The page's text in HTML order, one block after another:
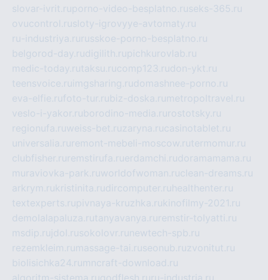
slovar-ivrit.ruporno-video-besplatno.ruseks-365.ru
ovucontrol.rusloty-igrovyye-avtomaty.ru
ru-industriya.ru russkoe-porno-besplatno.ru
belgorod-day.rudigilith.rupichkurovlab.ru
medic-today.rutaksu.rucomp123.rudon-ykt.ru
teensvoice.ru imgsharing.rudomashnee-porno.ru
eva-elfie.rufoto-tur.rubiz-doska.ru metropoltravel.ru
veslo-i-yakor.ruborodino-media.ru rostotsky.ru
regionufa.ruweiss-bet.ruzaryna.rucasinotablet.ru
universalia.ru remont-mebeli-moscow.rutermomur.ru
clubfisher.ru remstirufa.ruerdamchi.rudoramamama.ru
muraviovka-park.ruworldofwoman.ruclean-dreams.ru
arkrym.rukristinita.rudircomputer.ru healthenter.ru
textexperts.rupivnaya-kruzhka.rukinofilmy-2021.ru
demolalapaluza.rutanyavanya.ru remstir-tolyatti.ru
msdip.ru jdol.rusokolovr.ru newtech-spb.ru
rezemkleim.ru massage-tai.ruseonub.ruzvonitut.ru
biolisichka24.ru mncraft-download.ru
algoritm-sistema.rugodflesh.ru ru-industria.ru